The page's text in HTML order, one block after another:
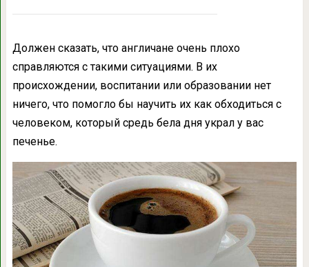
Должен сказать, что англичане очень плохо
справляются с такими ситуациями. В их
происхождении, воспитании или образовании нет
ничего, что помогло бы научить их как обходиться с
человеком, который средь бела дня украл у вас
печенье.